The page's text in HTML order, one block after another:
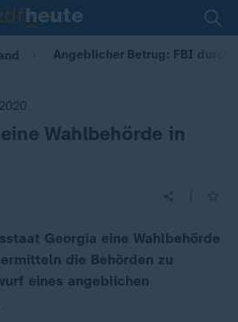
Angeblicher Betrug: FBI
Wahlbehörde in
Georgia eine Wahlbehörde
die Behörden zu
eines angeblichen